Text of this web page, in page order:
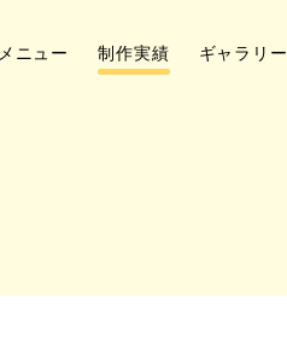
メニュー 制作実績 ギャラリー